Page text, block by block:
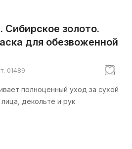
Сибирское золото.
для обезвоженной
01489
полноценный уход за сухой
декольте и рук